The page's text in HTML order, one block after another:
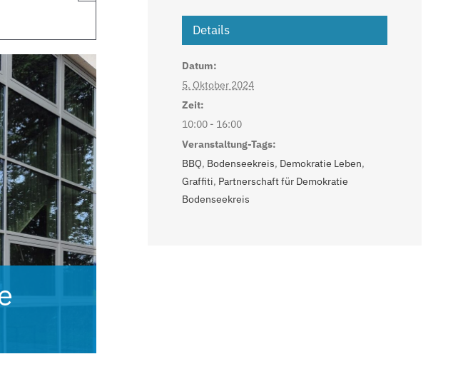
Details
Datum:
5. Oktober 2024
Zeit:
10:00 - 16:00
Veranstaltung-Tags:
BBQ, Bodenseekreis, Demokratie Leben,
Graffiti, Partnerschaft für Demokratie
Bodenseekreis